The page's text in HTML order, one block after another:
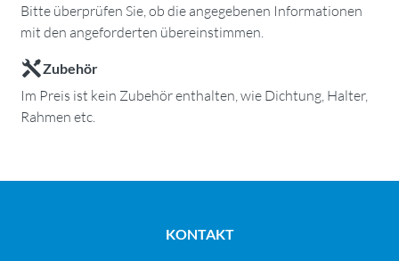
Bitte überprüfen Sie, ob die angegebenen Informationen
mit den angeforderten übereinstimmen.
Zubehör
Im Preis ist kein Zubehör enthalten, wie Dichtung, Halter,
Rahmen etc.
KONTAKT